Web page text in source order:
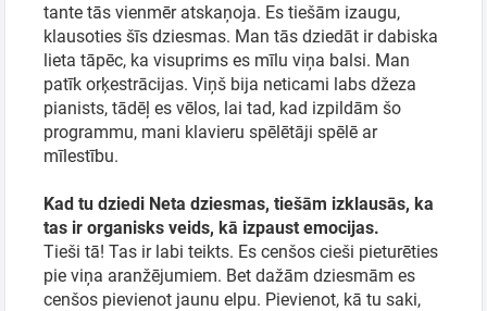
tante tās vienmēr atskaņoja. Es tiešām izaugu,
klausoties šīs dziesmas. Man tās dziedāt ir dabiska
lieta tāpēc, ka visuprims es mīlu viņa balsi. Man
patīk orķestrācijas. Viņš bija neticami labs džeza
pianists, tādēļ es vēlos, lai tad, kad izpildām šo
programmu, mani klavieru spēlētāji spēlē ar
mīlestību.
Kad tu dziedi Neta dziesmas, tiešām izklausās, ka
tas ir organisks veids, kā izpaust emocijas.
Tieši tā! Tas ir labi teikts. Es cenšos cieši pieturēties
pie viņa aranžējumiem. Bet dažām dziesmām es
cenšos pievienot jaunu elpu. Pievienot, kā tu saki,